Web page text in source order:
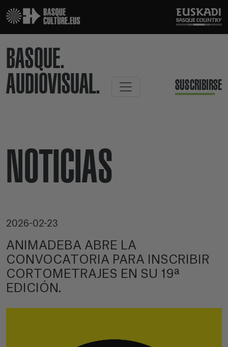
BASQUE.
AUDIOVISUAL.
SUSCRIBIRSE
NOTICIAS
2026-02-23
ANIMADEBA ABRE LA
CONVOCATORIA PARA INSCRIBIR
CORTOMETRAJES EN SU 19ª
EDICIÓN.